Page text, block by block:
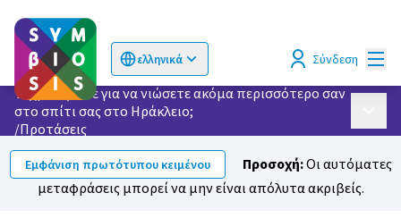
ελληνικά
Choose language Επιλογή γλώσσας Σύνδεση
Τι χρειάζεστε για να νιώσετε ακόμα περισσότερο σαν
στο σπίτι σας στο Ηράκλειο;
/Προτάσεις
Εμφάνιση πρωτότυπου κειμένου Προσοχή:Οι αυτόματες
μεταφράσεις μπορεί να μην είναι απόλυτα ακριβείς.